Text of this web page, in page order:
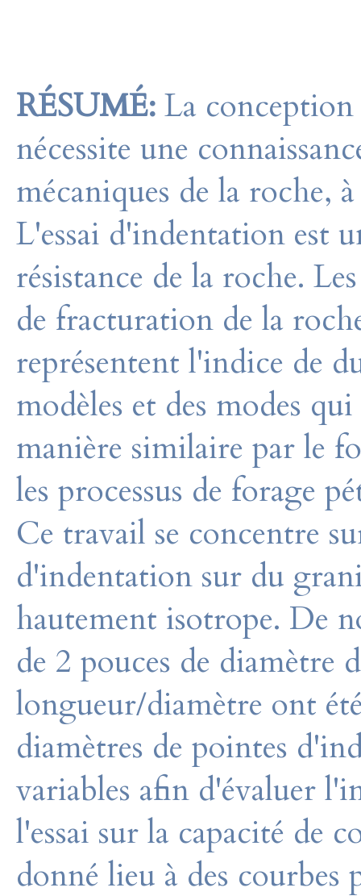
RÉSUMÉ: La
nécessite une
mécaniques de la roche,
L'essai d'indentation est
résistance de la roche.
de fracturation de la
représentent l'indice de
modèles et des modes
manière similaire par le
les processus de forage
Ce travail se concentre
d'indentation sur du
hautement isotrope. De
de 2 pouces de diamètre
longueur/diamètre ont
diamètres de pointes
variables afin d'évaluer
l'essai sur la capacité de
donné lieu à des courbes